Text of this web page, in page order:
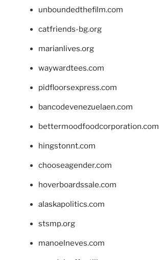
unboundedthefilm.com
catfriends-bg.org
marianlives.org
waywardtees.com
pidfloorsexpress.com
bancodevenezuelaen.com
bettermoodfoodcorporation.com
hingstonnt.com
chooseagender.com
hoverboardssale.com
alaskapolitics.com
stsmp.org
manoelneves.com